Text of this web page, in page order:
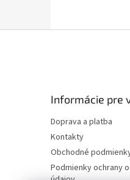
Informácie pre
Doprava a platba
Kontakty
Obchodné
Podmienky ochrany